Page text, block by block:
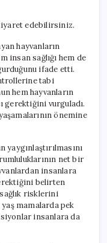
ve
Önerileri
için
edebilirsiniz.
hayvanların
insan sağlığı hem de
ifade etti.
tabi
hem hayvanların
gerektiğini vurguladı.
önemine
net bir
insanlara
belirten
risklerini
mamalarda pek
insanlara da